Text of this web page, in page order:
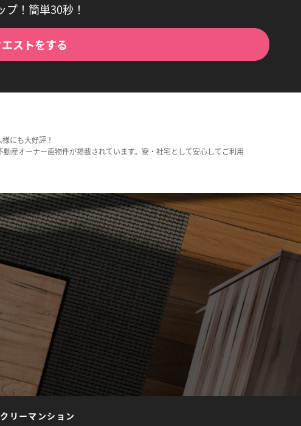
プ！簡単30秒！
ストをする
にも大好評！
産オーナー直物件が掲載されています。寮・社宅として安心してご利用
リーマンション